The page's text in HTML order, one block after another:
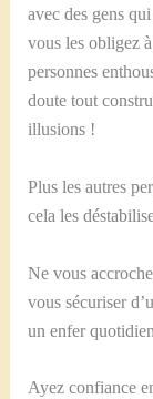
avec des gens
vous les obligez
personnes
doute tout
illusions !
Plus les autres
cela les
Ne vous
vous sécuriser
un enfer
Ayez confiance